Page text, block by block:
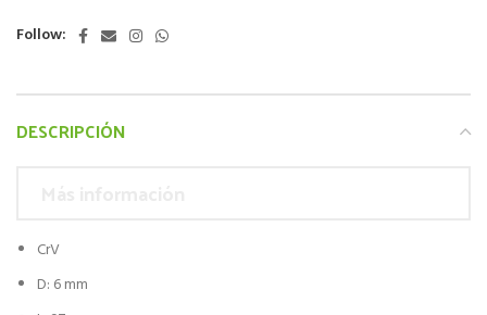
Follow:
DESCRIPCIÓN
CrV
D: 6 mm